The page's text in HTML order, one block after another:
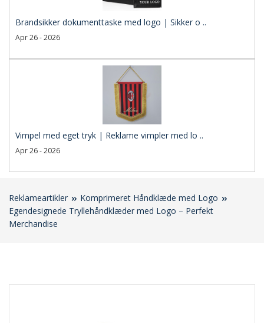
Brandsikker dokumenttaske med logo | Sikker o ..
Apr 26 - 2026
Vimpel med eget tryk | Reklame vimpler med lo ..
Apr 26 - 2026
Reklameartikler
Komprimeret Håndklæde med Logo
Egendesignede Tryllehåndklæder med Logo – Perfekt
Merchandise